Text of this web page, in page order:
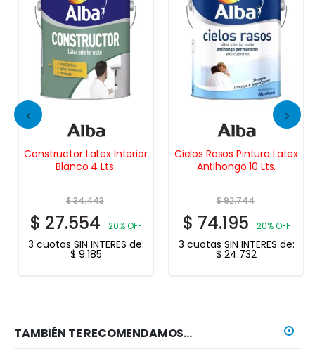
Constructor Latex Interior
Blanco 4 Lts.
$34.443
$ 27.554 20% OFF
3 cuotas SIN INTERES de:
$ 9.185
Cielos Rasos Pintura Latex
Antihongo 10 Lts.
$92.744
$ 74.195 20% OFF
3 cuotas SIN INTERES de:
$ 24.732
TAMBIÉN TE RECOMENDAMOS…